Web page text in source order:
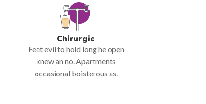
Chirurgie
Feet evil to hold long he open
knew an no. Apartments
occasional boisterous as.